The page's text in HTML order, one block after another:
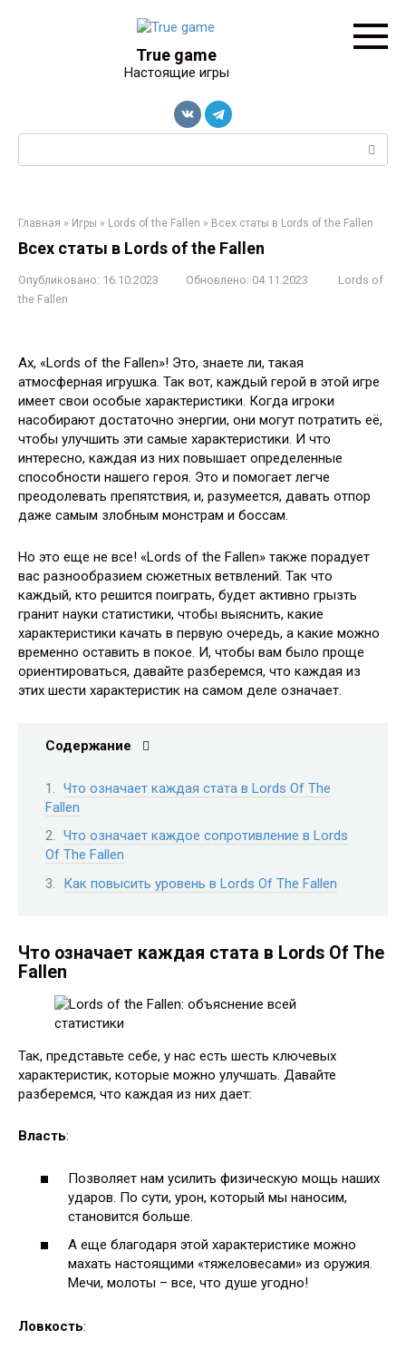
True game
Настоящие игры
Поиск:
Главная » Игры » Lords of the Fallen » Всех статы в Lords of the Fallen
Всех статы в Lords of the Fallen
Опубликовано: 16.10.2023 Обновлено: 04.11.2023
Lords of
the Fallen
Ах, «Lords of the Fallen»! Это, знаете ли, такая
атмосферная игрушка. Так вот, каждый герой в этой игре
имеет свои особые характеристики. Когда игроки
насобирают достаточно энергии, они могут потратить её,
чтобы улучшить эти самые характеристики. И что
интересно, каждая из них повышает определенные
способности нашего героя. Это и помогает легче
преодолевать препятствия, и, разумеется, давать отпор
даже самым злобным монстрам и боссам.
Но это еще не все! «Lords of the Fallen» также порадует
вас разнообразием сюжетных ветвлений. Так что
каждый, кто решится поиграть, будет активно грызть
гранит науки статистики, чтобы выяснить, какие
характеристики качать в первую очередь, а какие можно
временно оставить в покое. И, чтобы вам было проще
ориентироваться, давайте разберемся, что каждая из
этих шести характеристик на самом деле означает.
Содержание
Что означает каждая стата в Lords Of The
Fallen
Что означает каждое сопротивление в Lords
Of The Fallen
Как повысить уровень в Lords Of The Fallen
Что означает каждая стата в Lords Of The
Fallen
Так, представьте себе, у нас есть шесть ключевых
характеристик, которые можно улучшать. Давайте
разберемся, что каждая из них дает:
Власть:
Позволяет нам усилить физическую мощь наших
ударов. По сути, урон, который мы наносим,
становится больше.
А еще благодаря этой характеристике можно
махать настоящими «тяжеловесами» из оружия.
Мечи, молоты – все, что душе угодно!
Ловкость: